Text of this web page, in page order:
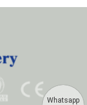
Whatsapp